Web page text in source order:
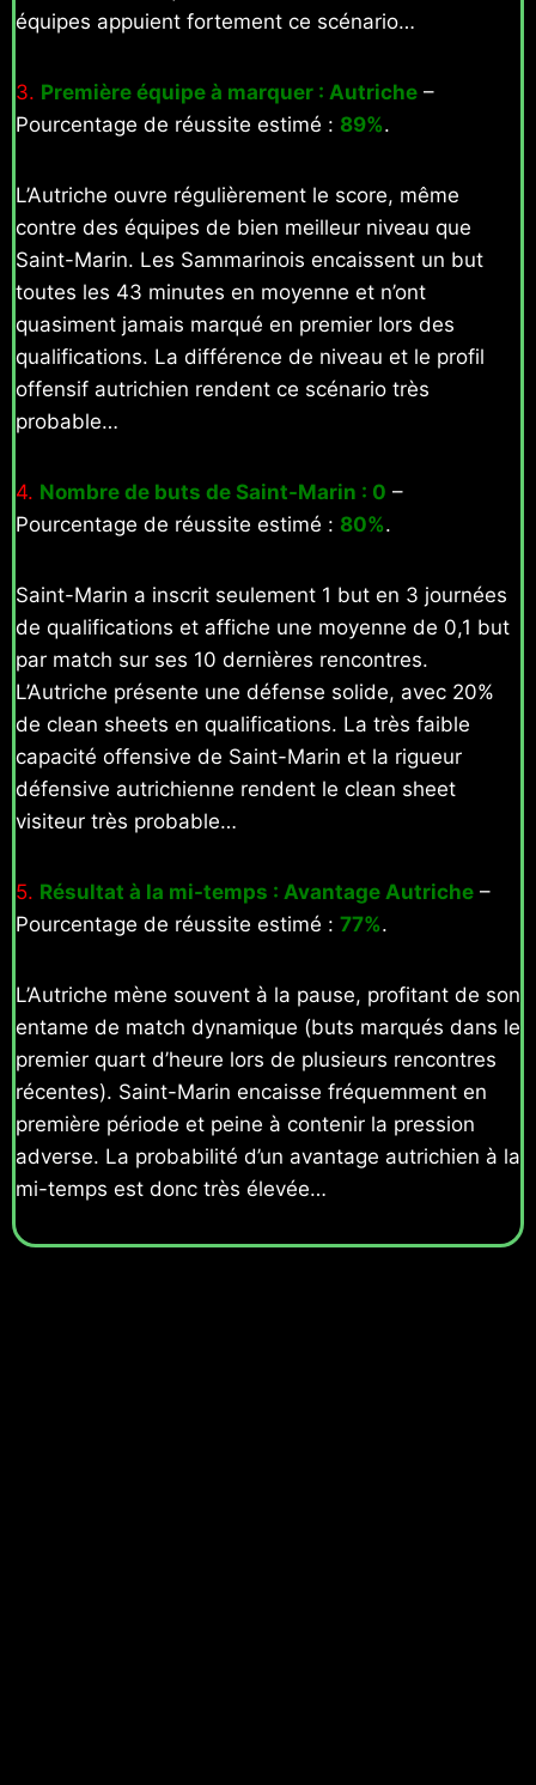
équipes appuient fortement ce scénario…
3. Première équipe à marquer : Autriche –
Pourcentage de réussite estimé : 89%.
L’Autriche ouvre régulièrement le score, même
contre des équipes de bien meilleur niveau que
Saint-Marin. Les Sammarinois encaissent un but
toutes les 43 minutes en moyenne et n’ont
quasiment jamais marqué en premier lors des
qualifications. La différence de niveau et le profil
offensif autrichien rendent ce scénario très
probable…
4. Nombre de buts de Saint-Marin : 0 –
Pourcentage de réussite estimé : 80%.
Saint-Marin a inscrit seulement 1 but en 3 journées
de qualifications et affiche une moyenne de 0,1 but
par match sur ses 10 dernières rencontres.
L’Autriche présente une défense solide, avec 20%
de clean sheets en qualifications. La très faible
capacité offensive de Saint-Marin et la rigueur
défensive autrichienne rendent le clean sheet
visiteur très probable…
5. Résultat à la mi-temps : Avantage Autriche –
Pourcentage de réussite estimé : 77%.
L’Autriche mène souvent à la pause, profitant de son
entame de match dynamique (buts marqués dans le
premier quart d’heure lors de plusieurs rencontres
récentes). Saint-Marin encaisse fréquemment en
première période et peine à contenir la pression
adverse. La probabilité d’un avantage autrichien à la
mi-temps est donc très élevée…